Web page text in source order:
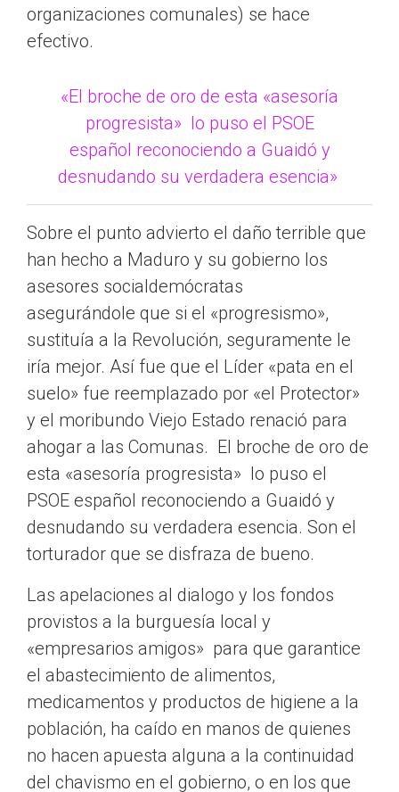
organizaciones comunales) se hace
efectivo.
«El broche de oro de esta «asesoría
progresista» lo puso el PSOE
español reconociendo a Guaidó y
desnudando su verdadera esencia»
Sobre el punto advierto el daño terrible que
han hecho a Maduro y su gobierno los
asesores socialdemócratas
asegurándole que si el «progresismo»,
sustituía a la Revolución, seguramente le
iría mejor. Así fue que el Líder «pata en el
suelo» fue reemplazado por «el Protector»
y el moribundo Viejo Estado renació para
ahogar a las Comunas. El broche de oro de
esta «asesoría progresista» lo puso el
PSOE español reconociendo a Guaidó y
desnudando su verdadera esencia. Son el
torturador que se disfraza de bueno.
Las apelaciones al dialogo y los fondos
provistos a la burguesía local y
«empresarios amigos» para que garantice
el abastecimiento de alimentos,
medicamentos y productos de higiene a la
población, ha caído en manos de quienes
no hacen apuesta alguna a la continuidad
del chavismo en el gobierno, o en los que